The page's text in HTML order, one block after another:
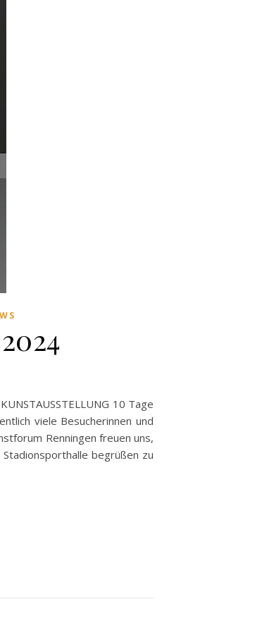
10 Tage
viele Besucherinnen und
Renningen freuen uns,
begrüßen zu